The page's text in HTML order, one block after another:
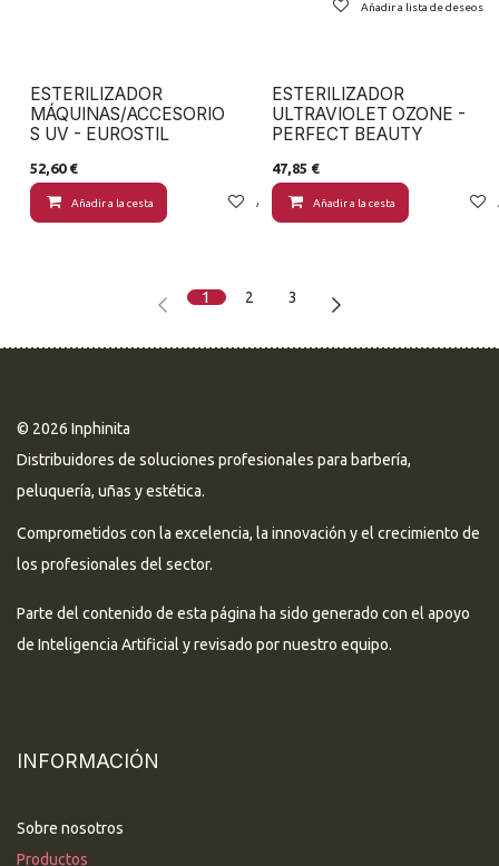
Añadir a lista de deseos
ESTERILIZADOR
MÁQUINAS/ACCESORIO
S UV - EUROSTIL
52,60€
Añadir a la cesta Añadir a lista de deseos
ESTERILIZADOR
ULTRAVIOLET OZONE -
PERFECT BEAUTY
47,85 €
Añadir a la cesta
1 2 3
© 2026 Inphinita
Distribuidores de soluciones profesionales para barbería,
peluquería, uñas y estética.
Comprometidos con la excelencia, la innovación y el crecimiento de
los profesionales del sector.
Parte del contenido de esta página ha sido generado con el apoyo
de Inteligencia Artificial y revisado por nuestro equipo.
INFORMACIÓN
Sobre nosotros
Productos